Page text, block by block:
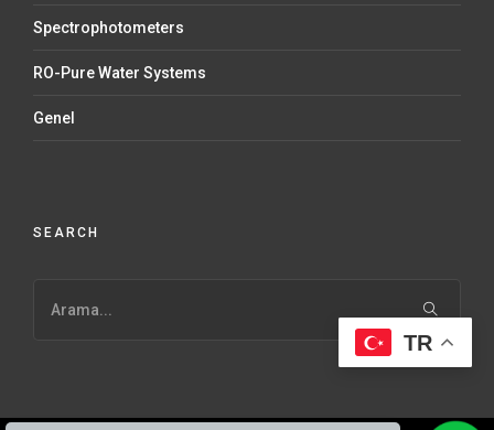
Spectrophotometers
RO-Pure Water Systems
Genel
SEARCH
TR